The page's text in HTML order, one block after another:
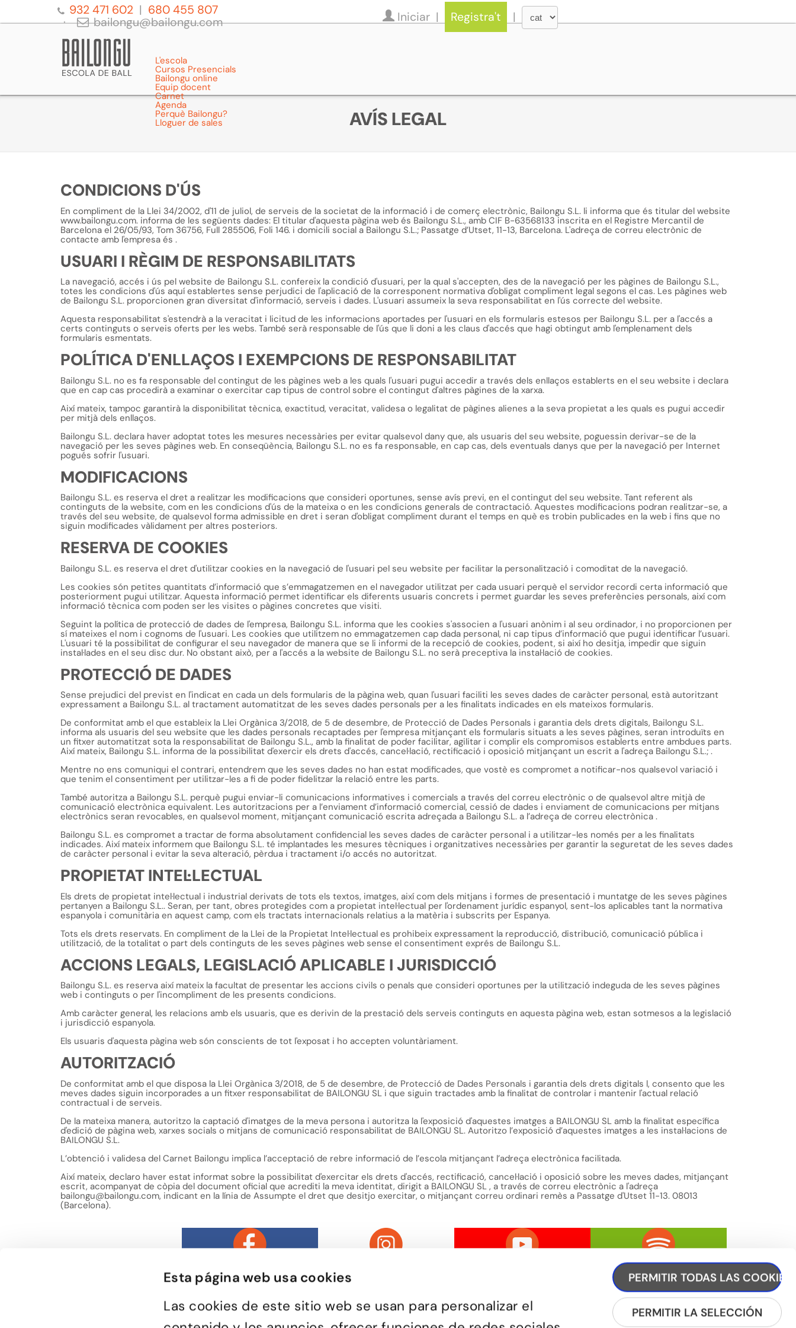
Esta página web usa cookies
Las cookies de este sitio web se usan para personalizar el
PERMITIR TODAS LAS COOKIES
PERMITIR LA SELECCIÓN
932 471 602
680 455 807
bailongu@bailongu.com
Iniciar Registra't
L'escola
Cursos Presencials
Bailongu online
Equip docent
Carnet
Agenda
Perquè Bailongu?
Lloguer de sales AVÍS LEGAL
CONDICIONS D'ÚS
En compliment de la Llei 34/2002, d'11 de juliol, de serveis de la societat de la informació i de comerç electrònic, Bailongu S.L. li informa que és titular del website
www.bailongu.com. informa de les següents dades: El titular d'aquesta pàgina web és Bailongu S.L., amb CIF B-63568133 inscrita en el Registre Mercantil de
Barcelona el 26/05/93, Tom 36756, Full 285506, Foli 146. i domicili social a Bailongu S.L.; Passatge d’Utset, 11-13, Barcelona. L'adreça de correu electrònic de
contacte amb l'empresa és .
USUARI I RÈGIM DE RESPONSABILITATS
La navegació, accés i ús pel website de Bailongu S.L. confereix la condició d'usuari, per la qual s'accepten, des de la navegació per les pàgines de Bailongu S.L.,
totes les condicions d'ús aquí establertes sense perjudici de l'aplicació de la corresponent normativa d'obligat compliment legal segons el cas. Les pàgines web
de Bailongu S.L. proporcionen gran diversitat d'informació, serveis i dades. L'usuari assumeix la seva responsabilitat en l'ús correcte del website.
Aquesta responsabilitat s'estendrà a la veracitat i licitud de les informacions aportades per l'usuari en els formularis estesos per Bailongu S.L. per a l'accés a
certs continguts o serveis oferts per les webs. També serà responsable de l'ús que li doni a les claus d'accés que hagi obtingut amb l'emplenament dels
formularis esmentats.
POLÍTICA D'ENLLAÇOS I EXEMPCIONS DE RESPONSABILITAT
Bailongu S.L. no es fa responsable del contingut de les pàgines web a les quals l'usuari pugui accedir a través dels enllaços establerts en el seu website i declara
que en cap cas procedirà a examinar o exercitar cap tipus de control sobre el contingut d'altres pàgines de la xarxa.
Així mateix, tampoc garantirà la disponibilitat tècnica, exactitud, veracitat, validesa o legalitat de pàgines alienes a la seva propietat a les quals es pugui accedir
per mitjà dels enllaços.
Bailongu S.L. declara haver adoptat totes les mesures necessàries per evitar qualsevol dany que, als usuaris del seu website, poguessin derivar-se de la
navegació per les seves pàgines web. En conseqüència, Bailongu S.L. no es fa responsable, en cap cas, dels eventuals danys que per la navegació per Internet
pogués sofrir l'usuari.
MODIFICACIONS
Bailongu S.L. es reserva el dret a realitzar les modificacions que consideri oportunes, sense avís previ, en el contingut del seu website. Tant referent als
continguts de la website, com en les condicions d'ús de la mateixa o en les condicions generals de contractació. Aquestes modificacions podran realitzar-se, a
través del seu website, de qualsevol forma admissible en dret i seran d'obligat compliment durant el temps en què es trobin publicades en la web i fins que no
siguin modificades vàlidament per altres posteriors.
RESERVA DE COOKIES
Bailongu S.L. es reserva el dret d'utilitzar cookies en la navegació de l'usuari pel seu website per facilitar la personalització i comoditat de la navegació.
Les cookies són petites quantitats d’informació que s’emmagatzemen en el navegador utilitzat per cada usuari perquè el servidor recordi certa informació que
posteriorment pugui utilitzar. Aquesta informació permet identificar els diferents usuaris concrets i permet guardar les seves preferències personals, així com
informació tècnica com poden ser les visites o pàgines concretes que visiti.
Seguint la política de protecció de dades de l'empresa, Bailongu S.L. informa que les cookies s'associen a l'usuari anònim i al seu ordinador, i no proporcionen per
sí mateixes el nom i cognoms de l'usuari. Les cookies que utilitzem no emmagatzemen cap dada personal, ni cap tipus d’informació que pugui identificar l’usuari.
L'usuari té la possibilitat de configurar el seu navegador de manera que se li informi de la recepció de cookies, podent, si així ho desitja, impedir que siguin
instal·lades en el seu disc dur. No obstant això, per a l'accés a la website de Bailongu S.L. no serà preceptiva la instal·lació de cookies.
PROTECCIÓ DE DADES
Sense prejudici del previst en l'indicat en cada un dels formularis de la pàgina web, quan l'usuari faciliti les seves dades de caràcter personal, està autoritzant
expressament a Bailongu S.L. al tractament automatitzat de les seves dades personals per a les finalitats indicades en els mateixos formularis.
De conformitat amb el que estableix la Llei Orgànica 3/2018, de 5 de desembre, de Protecció de Dades Personals i garantia dels drets digitals, Bailongu S.L.
informa als usuaris del seu website que les dades personals recaptades per l'empresa mitjançant els formularis situats a les seves pàgines, seran introduïts en
un fitxer automatitzat sota la responsabilitat de Bailongu S.L., amb la finalitat de poder facilitar, agilitar i complir els compromisos establerts entre ambdues parts.
Així mateix, Bailongu S.L. informa de la possibilitat d'exercir els drets d'accés, cancel·lació, rectificació i oposició mitjançant un escrit a l'adreça Bailongu S.L.; .
Mentre no ens comuniqui el contrari, entendrem que les seves dades no han estat modificades, que vostè es compromet a notificar-nos qualsevol variació i
que tenim el consentiment per utilitzar-les a fi de poder fidelitzar la relació entre les parts.
També autoritza a Bailongu S.L. perquè pugui enviar-li comunicacions informatives i comercials a través del correu electrònic o de qualsevol altre mitjà de
comunicació electrònica equivalent. Les autoritzacions per a l’enviament d’informació comercial, cessió de dades i enviament de comunicacions per mitjans
electrònics seran revocables, en qualsevol moment, mitjançant comunicació escrita adreçada a Bailongu S.L. a l’adreça de correu electrònica .
Bailongu S.L. es compromet a tractar de forma absolutament confidencial les seves dades de caràcter personal i a utilitzar-les només per a les finalitats
indicades. Així mateix informem que Bailongu S.L. té implantades les mesures tècniques i organitzatives necessàries per garantir la seguretat de les seves dades
de caràcter personal i evitar la seva alteració, pèrdua i tractament i/o accés no autoritzat.
PROPIETAT INTEL·LECTUAL
Els drets de propietat intel·lectual i industrial derivats de tots els textos, imatges, així com dels mitjans i formes de presentació i muntatge de les seves pàgines
pertanyen a Bailongu S.L.. Seran, per tant, obres protegides com a propietat intel·lectual per l'ordenament jurídic espanyol, sent-los aplicables tant la normativa
espanyola i comunitària en aquest camp, com els tractats internacionals relatius a la matèria i subscrits per Espanya.
Tots els drets reservats. En compliment de la Llei de la Propietat Intel·lectual es prohibeix expressament la reproducció, distribució, comunicació pública i
utilització, de la totalitat o part dels continguts de les seves pàgines web sense el consentiment exprés de Bailongu S.L.
ACCIONS LEGALS, LEGISLACIÓ APLICABLE I JURISDICCIÓ
Bailongu S.L. es reserva així mateix la facultat de presentar les accions civils o penals que consideri oportunes per la utilització indeguda de les seves pàgines
web i continguts o per l'incompliment de les presents condicions.
Amb caràcter general, les relacions amb els usuaris, que es derivin de la prestació dels serveis continguts en aquesta pàgina web, estan sotmesos a la legislació
i jurisdicció espanyola.
Els usuaris d'aquesta pàgina web són conscients de tot l'exposat i ho accepten voluntàriament.
AUTORITZACIÓ
De conformitat amb el que disposa la Llei Orgànica 3/2018, de 5 de desembre, de Protecció de Dades Personals i garantia dels drets digitals l, consento que les
meves dades siguin incorporades a un fitxer responsabilitat de BAILONGU SL i que siguin tractades amb la finalitat de controlar i mantenir l'actual relació
contractual i de serveis.
De la mateixa manera, autoritzo la captació d'imatges de la meva persona i autoritza la l'exposició d'aquestes imatges a BAILONGU SL amb la finalitat específica
d'edició de pàgina web, xarxes socials o mitjans de comunicació responsabilitat de BAILONGU SL. Autoritzo l’exposició d’aquestes imatges a les instal·lacions de
BAILONGU S.L.
L’obtenció i validesa del Carnet Bailongu implica l’acceptació de rebre informació de l’escola mitjançant l’adreça electrònica facilitada.
Així mateix, declaro haver estat informat sobre la possibilitat d'exercitar els drets d'accés, rectificació, cancel·lació i oposició sobre les meves dades, mitjançant
escrit, acompanyat de còpia del document oficial que acrediti la meva identitat, dirigit a BAILONGU SL , a través de correu electrònic a l'adreça
bailongu@bailongu.com, indicant en la línia de Assumpte el dret que desitjo exercitar, o mitjançant correu ordinari remès a Passatge d'Utset 11-13. 08013
(Barcelona).